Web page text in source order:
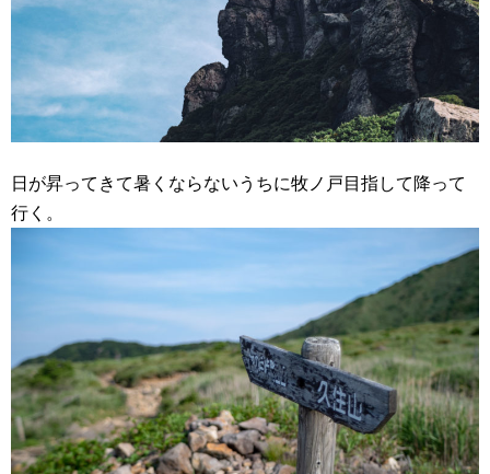
日が昇ってきて暑くならないうちに牧ノ戸目指して降って
行く。